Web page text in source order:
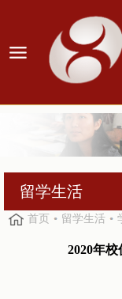
留学生活
首页 留学生活
2020年校